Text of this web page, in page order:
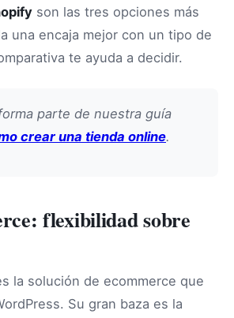
son las tres opciones más
una encaja mejor con un tipo de
te ayuda a decidir.
parte de nuestra guía
crear una tienda online.
flexibilidad sobre
la solución de ecommerce que
Su gran baza es la